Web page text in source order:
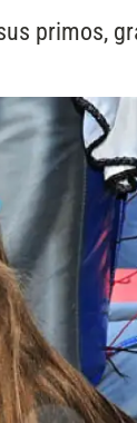
primos,